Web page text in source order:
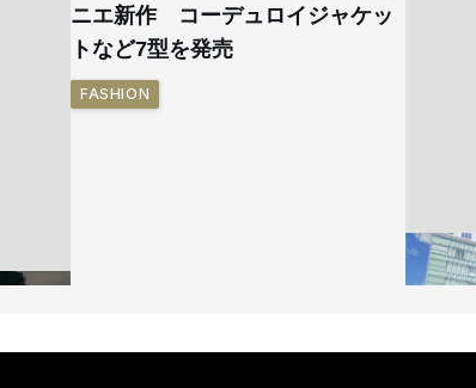
ニエ新作 コーデュロイジャケッ
トなど7型を発売
FASHION